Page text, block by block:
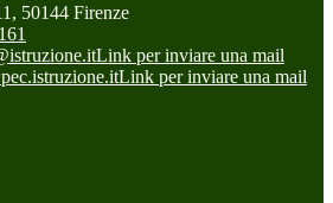
50144 Firenze
Link per inviare una mail
Link per inviare una mail